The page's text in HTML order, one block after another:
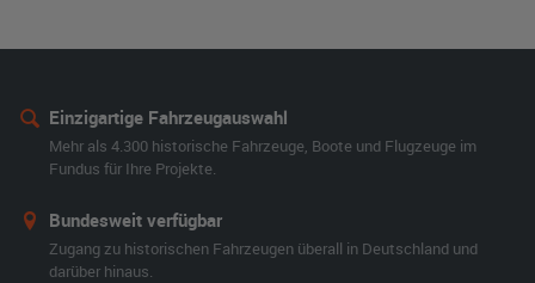
Einzigartige Fahrzeugauswahl
Mehr als 4.300 historische Fahrzeuge, Boote und Flugzeuge im
Fundus für Ihre Projekte.
Bundesweit verfügbar
Zugang zu historischen Fahrzeugen überall in Deutschland und
darüber hinaus.